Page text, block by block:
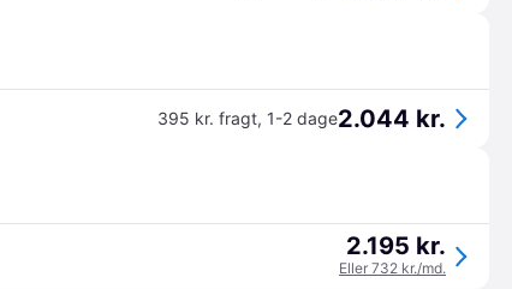
395 kr. fragt, 1-2 dage2.044 kr.
2.195 kr.
Eller 732 kr./md.